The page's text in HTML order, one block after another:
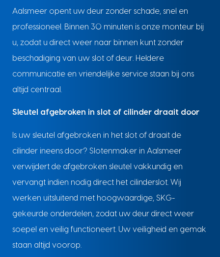
Aalsmeer opent uw deur zonder schade, snel en
professioneel. Binnen 30 minuten is onze monteur bij
u, zodat u direct weer naar binnen kunt zonder
beschadiging van uw slot of deur. Heldere
communicatie en vriendelijke service staan bij ons
altijd centraal.
Sleutel afgebroken in slot of cilinder draait door
Is uw sleutel afgebroken in het slot of draait de
cilinder ineens door? Slotenmaker in Aalsmeer
verwijdert de afgebroken sleutel vakkundig en
vervangt indien nodig direct het cilinderslot. Wij
werken uitsluitend met hoogwaardige, SKG-
gekeurde onderdelen, zodat uw deur direct weer
soepel en veilig functioneert. Uw veiligheid en gemak
staan altijd voorop.